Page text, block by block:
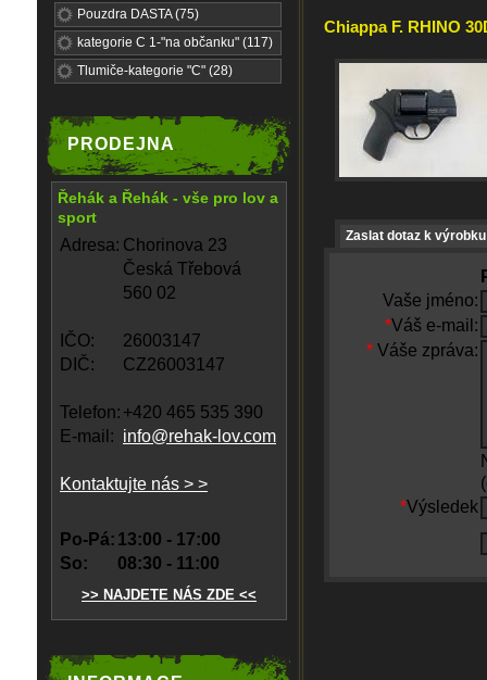
Pouzdra DASTA (75)
kategorie C 1-"na občanku" (117)
Tlumiče-kategorie "C" (28)
PRODEJNA
Řehák a Řehák - vše pro lov a
sport
Adresa: Chorinova 23
Česká Třebová
560 02
IČO:
26003147
DIČ:
CZ26003147
Telefon: +420 465 535 390
E-mail: info@rehak-lov.com
Kontaktujte nás > >
Po-Pá: 13:00 - 17:00
So:
08:30 - 11:00
>> NAJDETE NÁS ZDE <<
Chiappa F. RHINO
Zaslat dotaz k výrobku
Vaše jméno:
*Váš e-mail:
* Váše zpráva:
*Výsledek